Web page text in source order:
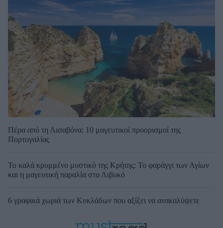
Πέρα από τη Λισαβόνα: 10 μαγευτικοί προορισμοί της
Πορτογαλίας
Το καλά κρυμμένο μυστικό της Κρήτης: Το φαράγγι των Αγίων
και η μαγευτική παραλία στο Λιβυκό
6 γραφικά χωριά των Κυκλάδων που αξίζει να ανακαλύψετε